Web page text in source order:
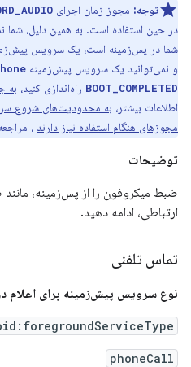
توجه: مجوز زمان اجرای
در حین استفاده است. به همین دلیل، شما
شما در پس‌زمینه است، یک سرویس
و نمی‌توانید یک سرویس پیش‌زمینه
BOOT_COMPLETED راه‌اندازی کنید، به
اطلاعات بیشتر، به محدودیت‌های شروع
مجوزهای هنگام استفاده نیاز دارند ،
توضیحات
ضبط میکروفون را از پس‌زمینه،
ارتباطی، ادامه دهید.
تماس تلفنی
نوع سرویس پیش‌زمینه برای اعلام
phoneCall